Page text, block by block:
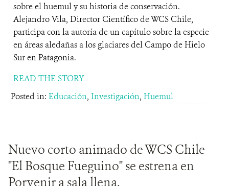
sobre el huemul y su historia de conservación.
Alejandro Vila, Director Científico de WCS Chile,
participa con la autoría de un capítulo sobre la especie
en áreas aledañas a los glaciares del Campo de Hielo
Sur en Patagonia.
READ THE STORY
Posted in: Educación, Investigación, Huemul
Nuevo corto animado de WCS Chile
"El Bosque Fueguino" se estrena en
Porvenir a sala llena.